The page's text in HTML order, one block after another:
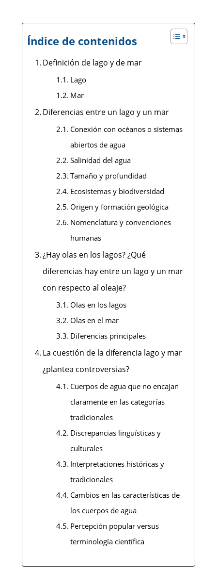
Índice de contenidos
Definición de lago y de mar
Lago
Mar
Diferencias entre un lago y un mar
Conexión con océanos o sistemas
abiertos de agua
Salinidad del agua
Tamaño y profundidad
Ecosistemas y biodiversidad
Origen y formación geológica
Nomenclatura y convenciones
humanas
¿Hay olas en los lagos? ¿Qué
diferencias hay entre un lago y un mar
con respecto al oleaje?
Olas en los lagos
Olas en el mar
Diferencias principales
La cuestión de la diferencia lago y mar
¿plantea controversias?
Cuerpos de agua que no encajan
claramente en las categorías
tradicionales
Discrepancias lingüísticas y
culturales
Interpretaciones históricas y
tradicionales
Cambios en las características de
los cuerpos de agua
Percepción popular versus
terminología científica